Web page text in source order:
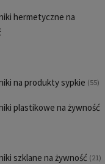
hermetyczne na
na produkty sypkie (55)
plastikowe na żywność
szklane na żywność (21)